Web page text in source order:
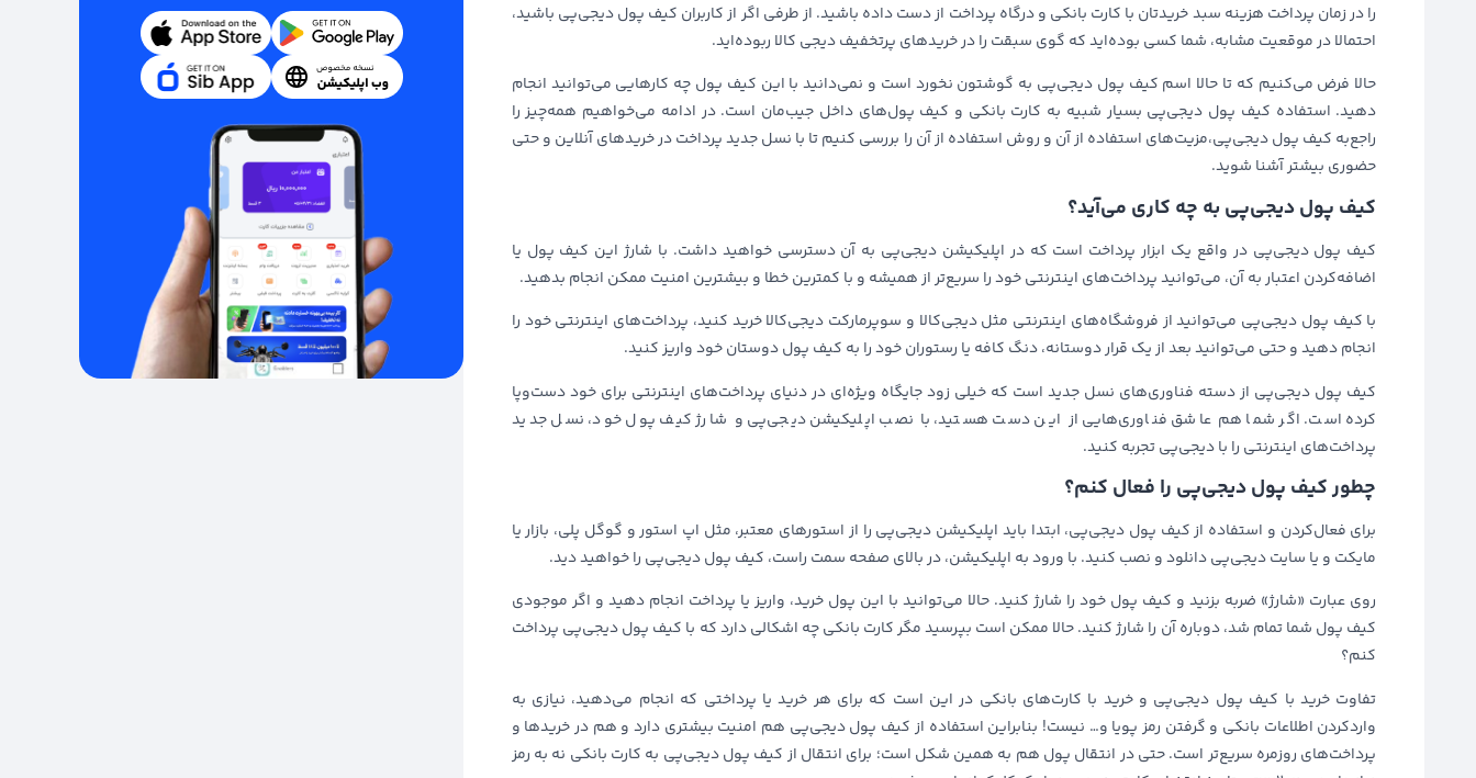
را در زمان پرداخت هزینه سبد خریدتان با کارت بانکی و درگاه پرداخت از دست داده باشید. از طرفی اگر از کاربران کیف پول دیجی‌پی باشید،
احتمالا در موقعیت مشابه، شما کسی بوده‌اید که گوی سبقت را در خرید‌های پرتخفیف دیجی‌ کالا ربوده‌اید.
حالا فرض می‌کنیم که تا حالا اسم کیف پول دیجی‌پی به گوشتون نخورد است و نمی‌دانید با این کیف پول چه کارهایی می‌توانید انجام
دهید. استفاده‌ کیف پول دیجی‌پی بسیار شبیه به کارت بانکی و کیف پول‌های داخل جیب‌مان است. در ادامه می‌خواهیم همه‌چیز را
راجع‌به کیف پول دیجی‌پی،‌مزیت‌های استفاده از آن و روش استفاده از آن را بررسی کنیم تا با نسل جدید پرداخت در خرید‌های آنلاین و حتی
حضوری بیشتر آشنا شوید.
کیف پول دیجی‌پی به چه کاری می‌آید؟
کیف پول دیجی‌پی در واقع یک ابزار پرداخت است که در اپلیکیشن دیجی‌پی به آن دسترسی خواهید داشت. با شارژ این کیف پول یا
اضافه‌کردن اعتبار به آن، می‌توانید پرداخت‌های اینترنتی خود را سریع‌تر از همیشه و با کمترین خطا و بیشترین امنیت ممکن انجام بدهید.
با کیف پول دیجی‌پی می‌توانید از فروشگاه‌های اینترنتی مثل دیجی‌کالا و سوپرمارکت دیجی‌کالا خرید کنید، پرداخت‌های اینترنتی خود را
انجام دهید و حتی می‌توانید بعد از یک قرار دوستانه، دنگ کافه یا رستوران خود را به کیف پول دوستان خود واریز کنید.
کیف پول دیجی‌پی از دسته فناوری‌های نسل جدید است که خیلی زود جایگاه ویژه‌ای در دنیای پرداخت‌های اینترنتی برای خود دست‌وپا
کرده است. اگر شما هم عاشق فناوری‌هایی از این دست هستید، با نصب اپلیکیشن دیجی‌پی و شارژ‌ کیف پول خود، نسل جدید
پرداخت‌های اینترنتی را با دیجی‌پی تجربه کنید.
چطور کیف پول دیجی‌پی را فعال کنم؟
برای فعال‌کردن و استفاده از کیف پول دیجی‌پی، ابتدا باید اپلیکیشن دیجی‌پی را از استورهای معتبر، مثل اپ استور و گوگل پلی، بازار یا
مایکت و یا سایت دیجی‌پی دانلود و نصب کنید. با ورود به اپلیکیشن، در بالای صفحه سمت راست،‌ کیف پول دیجی‌پی را خواهید دید.
روی عبارت «شارژ» ضربه بزنید و کیف پول خود را شارژ کنید. حالا می‌توانید با این پول خرید، واریز یا پرداخت انجام دهید و اگر موجودی
کیف پول شما تمام شد، دوباره آن را شارژ کنید. حالا ممکن است بپرسید مگر کارت بانکی چه اشکالی دارد که با کیف پول دیجی‌پی پرداخت
کنم؟
تفاوت خرید با کیف پول دیجی‌‌پی و خرید با کارت‌های بانکی در این است که برای هر خرید یا پرداختی که انجام می‌دهید، نیازی به
واردکردن اطلاعات بانکی و گرفتن رمز پویا و… نیست! بنابراین استفاده از کیف پول دیجی‌پی هم امنیت بیشتری دارد و هم در خریدها و
پرداخت‌های روزمره سریع‌تر است. حتی در انتقال پول هم به همین شکل است؛ برای انتقال از کیف پول دیجی‌پی به کارت بانکی نه به رمز